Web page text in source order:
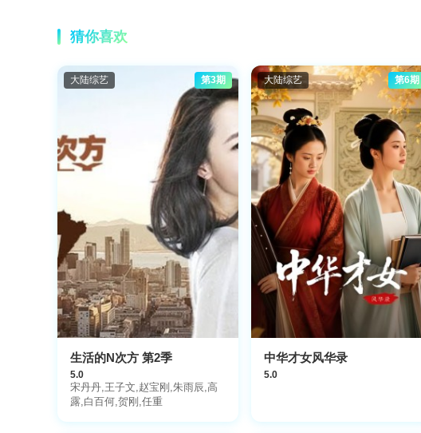
猜你喜欢
大陆综艺 第3期
生活的N次方 第2季
5.0
宋丹丹,王子文,赵宝刚,朱雨辰,高
露,白百何,贺刚,任重
大陆综艺 第6期
中华才女风华录
5.0